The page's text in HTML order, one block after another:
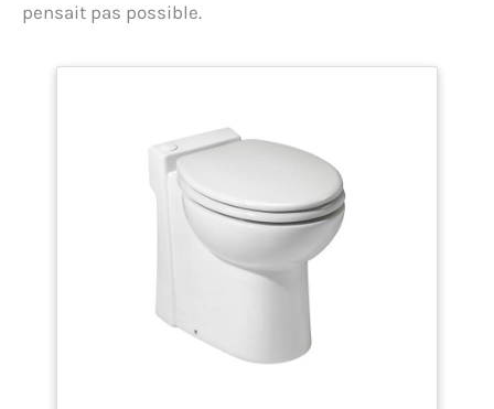
pensait pas possible.